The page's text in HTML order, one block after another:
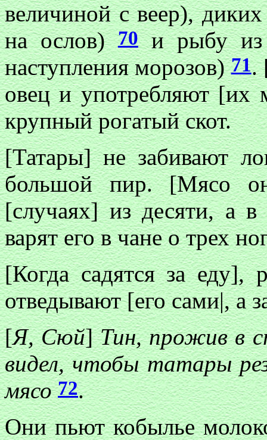
величиной с веер),
на ослов)70и рыбу из
наступления морозов)71.
овец и употребляют [их
крупный рогатый скот.
[Татары] не забивают
большой пир. [Мясо
[случаях] из десяти, а в
варят его в чане о трех
[Когда садятся за еду],
отведывают [его сами|, а
[Я, Сюй]Тин, прожив в
видел, чтобы татары
мясо72.
Они пьют кобылье